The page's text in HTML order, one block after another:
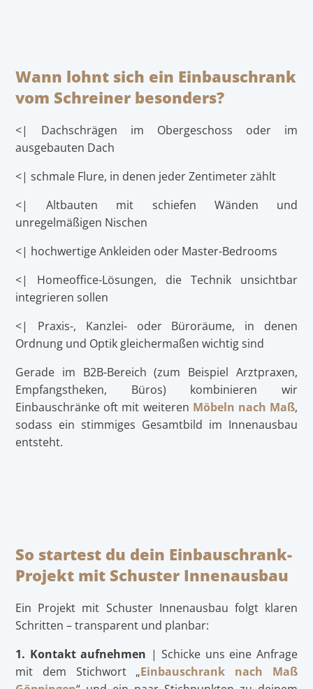
Wann lohnt sich ein Einbauschrank
vom Schreiner besonders?
<| Dachschrägen im Obergeschoss oder im
ausgebauten Dach
<| schmale Flure, in denen jeder Zentimeter zählt
<| Altbauten mit schiefen Wänden und
unregelmäßigen Nischen
<| hochwertige Ankleiden oder Master-Bedrooms
<| Homeoffice-Lösungen, die Technik unsichtbar
integrieren sollen
<| Praxis-, Kanzlei- oder Büroräume, in denen
Ordnung und Optik gleichermaßen wichtig sind
Gerade im B2B-Bereich (zum Beispiel Arztpraxen,
Empfangstheken, Büros) kombinieren wir
Einbauschränke oft mit weiteren Möbeln nach Maß,
sodass ein stimmiges Gesamtbild im Innenausbau
entsteht.
So startest du dein Einbauschrank-
Projekt mit Schuster Innenausbau
Ein Projekt mit Schuster Innenausbau folgt klaren
Schritten – transparent und planbar:
1. Kontakt aufnehmen | Schicke uns eine Anfrage
mit dem Stichwort „Einbauschrank nach Maß